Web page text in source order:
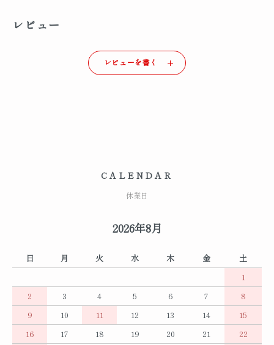
レビュー
レビューを書く
CALENDAR
休業日
2026年8月
日 月 火 水 木 金
土
1
2
3 4 5 6 7
8
9
10 11 12 13 14
15
16
17 18 19 20 21
22